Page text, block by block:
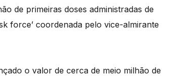
de primeiras doses administradas de
force’ coordenada pelo vice-almirante
o valor de cerca de meio milhão de